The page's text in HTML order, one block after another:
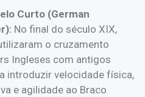
Curto (German
No final do século XIX,
o cruzamento
Ingleses com antigos
introduzir velocidade física,
e agilidade ao Braco